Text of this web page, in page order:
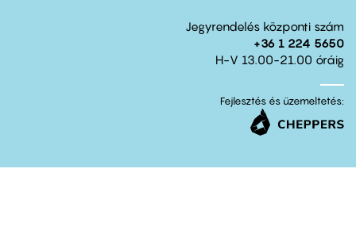
Jegyrendelés központi szám
+36 1 224 5650
H-V 13.00-21.00 óráig
Fejlesztés és üzemeltetés: